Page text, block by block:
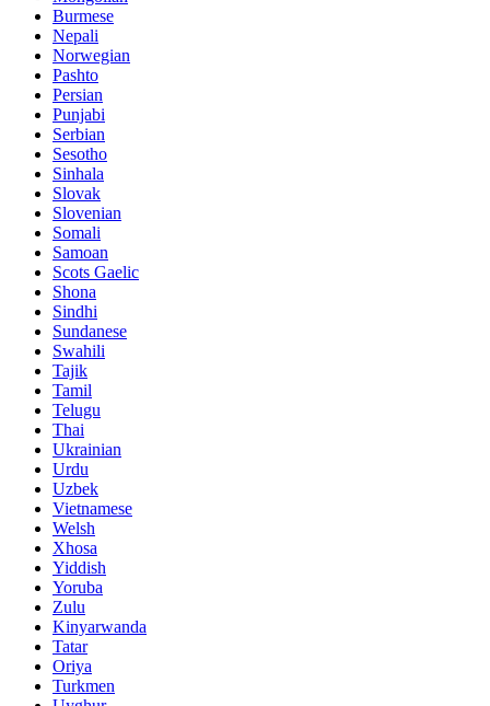
Burmese
Nepali
Norwegian
Pashto
Persian
Punjabi
Serbian
Sesotho
Sinhala
Slovak
Slovenian
Somali
Samoan
Scots Gaelic
Shona
Sindhi
Sundanese
Swahili
Tajik
Tamil
Telugu
Thai
Ukrainian
Urdu
Uzbek
Vietnamese
Welsh
Xhosa
Yiddish
Yoruba
Zulu
Kinyarwanda
Tatar
Oriya
Turkmen